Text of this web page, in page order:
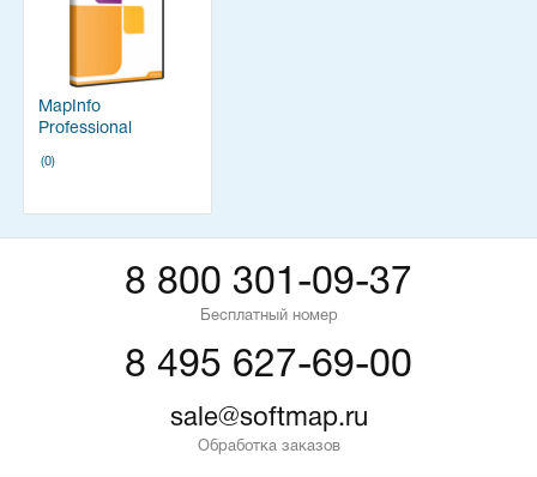
MapInfo
Professional
(0)
8 800 301-09-37
Бесплатный номер
8 495 627-69-00
sale@softmap.ru
Обработка заказов